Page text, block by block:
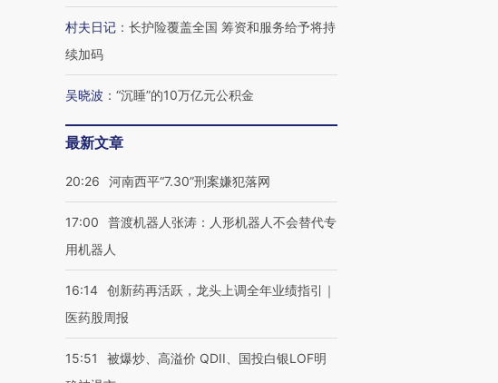
村夫日记 ： 长护险覆盖全国 筹资和服务给予将持
续加码
吴晓波 ： “沉睡”的10万亿元公积金
最新文章
20:26 河南西平“7.30”刑案嫌犯落网
17:00
普渡机器人张涛：人形机器人不会替代专
用机器人
16:14 创新药再活跃，龙头上调全年业绩指引｜
医药股周报
15:51
被爆炒、高溢价 QDII、国投白银LOF明